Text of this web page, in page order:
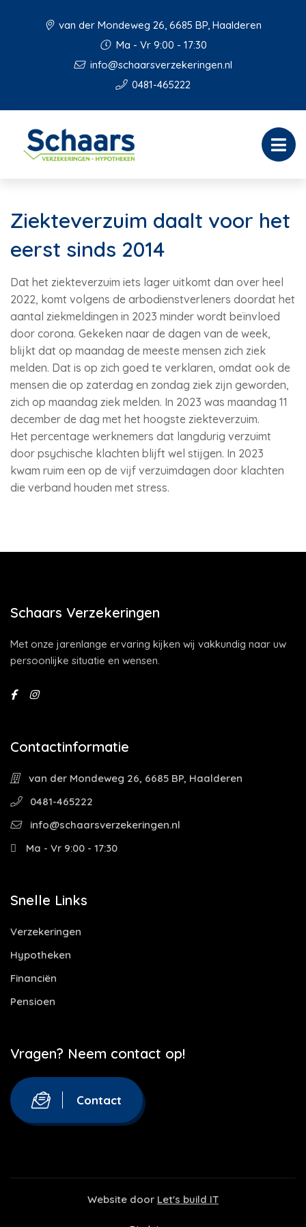
van der Mondeweg 26, 6685 BP, Haalderen
Ma - Vr 9:00 - 17:30
info@schaarsverzekeringen.nl
0481-465222
Ziekteverzuim daalt voor het
eerst sinds 2014
Dat het ziekteverzuim iets lager uitkomt dan over heel
2022, komt volgens de arbodienstverleners doordat het
aantal ziekmeldingen in 2023 minder wordt beïnvloed
door corona. Gekeken naar de dagen van de week,
blijkt dat op maandag de meeste mensen zich ziek
melden. Dat is op zich goed te verklaren, omdat ook de
mensen die op zaterdag en zondag ziek zijn geworden,
zich op maandag ziek melden. In 2023 was maandag 11
december de dag met het hoogste ziekteverzuim.
Het percentage werknemers dat langdurig verzuimt
door psychische klachten blijft wel stijgen. In 2023
kwam ruim een op de vijf verzuimdagen door klachten
die verband houden met stress.
Schaars Verzekeringen
Met onze jarenlange ervaring kijken wij vakkundig naar uw
persoonlijke situatie en wensen.
Contactinformatie
van der Mondeweg 26, 6685 BP, Haalderen
0481-465222
info@schaarsverzekeringen.nl
Ma - Vr 9:00 - 17:30
Snelle Links
Verzekeringen
Hypotheken
Financiën
Pensioen
Vragen? Neem contact op!
Contact
Website door Let's build IT